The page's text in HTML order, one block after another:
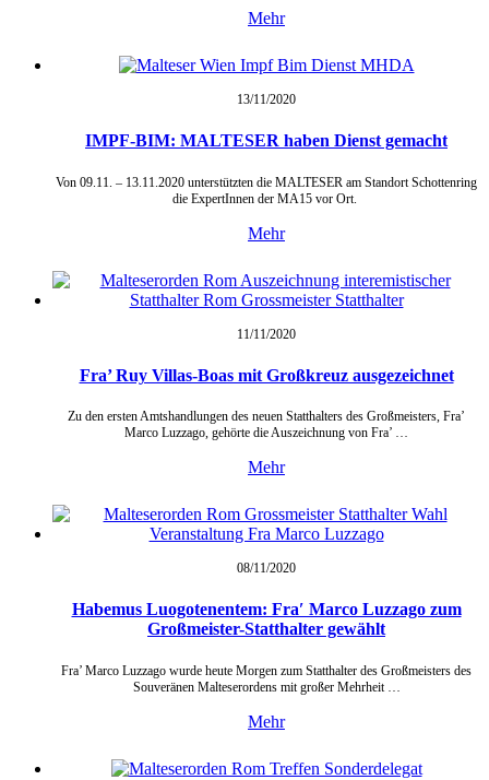
Mehr
13/11/2020
IMPF-BIM: MALTESER haben Dienst gemacht
Von 09.11. – 13.11.2020 unterstützten die MALTESER am Standort Schottenring
die ExpertInnen der MA15 vor Ort.
Mehr
11/11/2020
Fra’ Ruy Villas-Boas mit Großkreuz ausgezeichnet
Zu den ersten Amtshandlungen des neuen Statthalters des Großmeisters, Fra’
Marco Luzzago, gehörte die Auszeichnung von Fra’ …
Mehr
08/11/2020
Habemus Luogotenentem: Fra′ Marco Luzzago zum
Großmeister-Statthalter gewählt
Fra’ Marco Luzzago wurde heute Morgen zum Statthalter des Großmeisters des
Souveränen Malteserordens mit großer Mehrheit …
Mehr